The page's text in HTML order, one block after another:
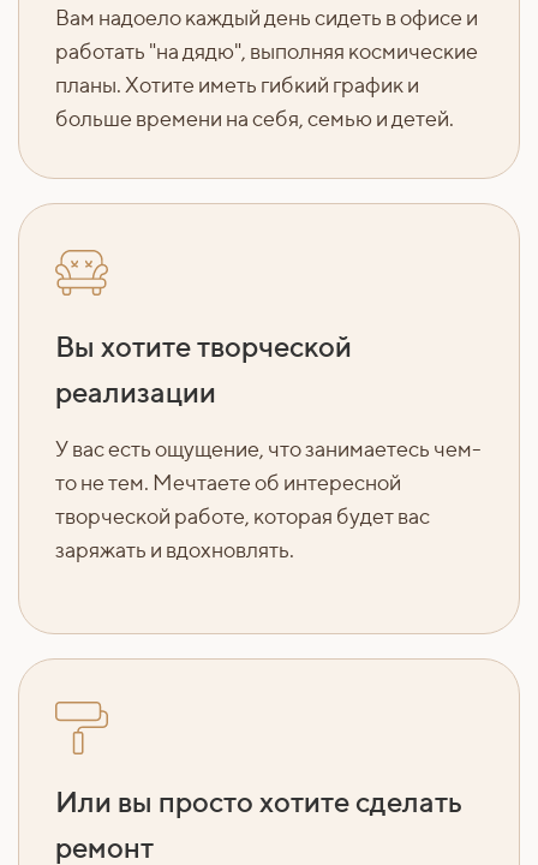
Вам надоело каждый день сидеть в офисе и
работать "на дядю", выполняя космические
планы. Хотите иметь гибкий график и
больше времени на себя, семью и детей.
Вы хотите творческой
реализации
У вас есть ощущение, что занимаетесь чем-
то не тем. Мечтаете об интересной
творческой работе, которая будет вас
заряжать и вдохновлять.
Или вы просто хотите сделать
ремонт